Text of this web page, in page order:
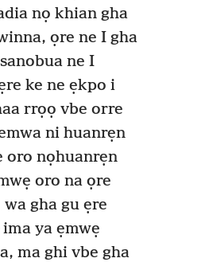
nọ khian gha
ọre ne I gha
ne I
ke ne ẹkpo i
rrọọ vbe orre
ni huanrẹn
oro nọhuanrẹn
oro na ọre
gha gu ẹre
ya ẹmwẹ
ma ghi vbe gha